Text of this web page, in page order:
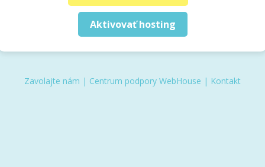
Aktivovať hosting
Zavolajte nám | Centrum podpory WebHouse | Kontakt